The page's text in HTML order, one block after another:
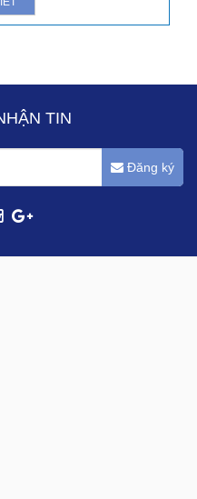
TIN
Đăng ký